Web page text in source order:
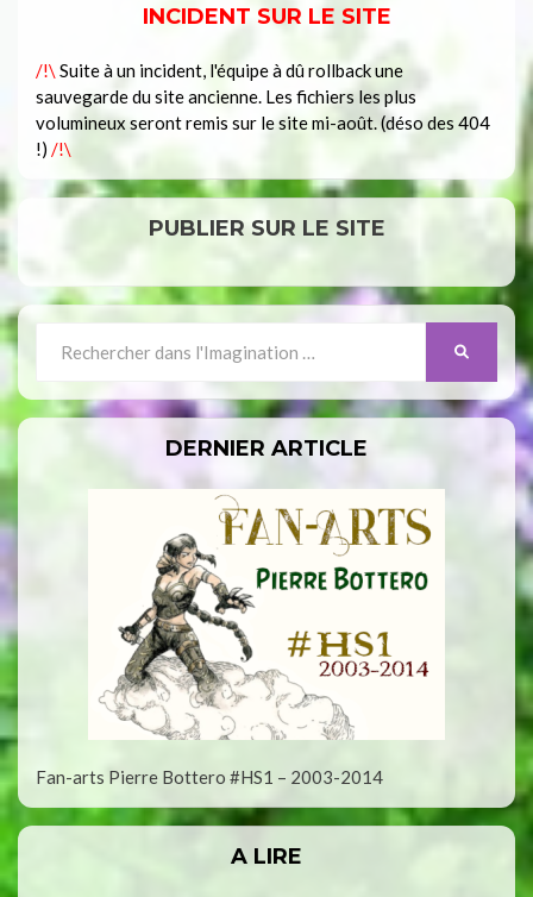
INCIDENT SUR LE SITE
/!\ Suite à un incident, l'équipe à dû rollback une
sauvegarde du site ancienne. Les fichiers les plus
volumineux seront remis sur le site mi-août. (déso des 404
!) /!\
PUBLIER SUR LE SITE
for:
SEARCH
DERNIER ARTICLE
Fan-arts Pierre Bottero #HS1 – 2003-2014
A LIRE